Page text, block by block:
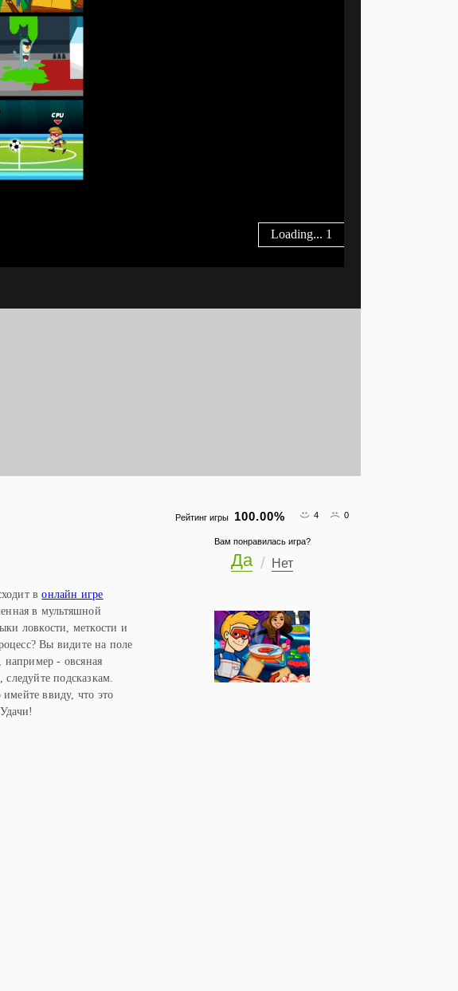
Рейтинг игры 100.00% 4 0
Вам понравилась игра?
Да Нет
вонлайн игре
в мультяшной
ловкости, меткости и
Вы видите на поле
например - овсяная
подсказкам.
ввиду, что это